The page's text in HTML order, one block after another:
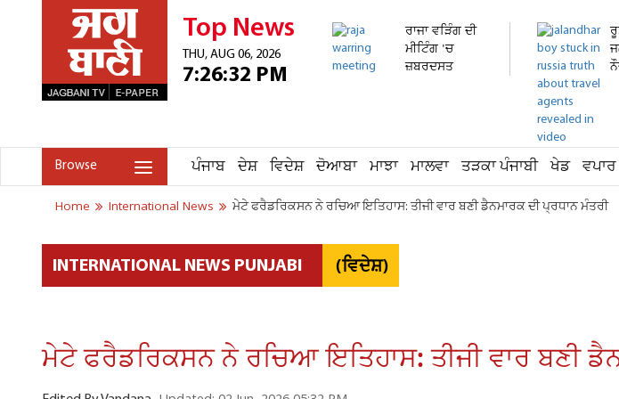
Top News
THU, AUG 06, 2026
7:26:32 PM
ਰਾਜਾ ਵੜਿੰਗ ਦੀ
ਮੀਟਿੰਗ 'ਚ
ਜ਼ਬਰਦਸਤ
Browse ਪੰਜਾਬ ਦੇਸ਼ ਵਿਦੇਸ਼ ਦੋਆਬਾ ਮਾਝਾ ਮਾਲਵਾ ਤੜਕਾ ਪੰਜਾਬੀ ਖੇਡ ਵਪਾਰ
Home International News ਮੇਟੇ ਫਰੈਡਰਿਕਸਨ ਨੇ ਰਚਿਆ ਇਤਿਹਾਸ: ਤੀਜੀ ਵਾਰ ਬਣੀ ਡੈਨਮਾਰਕ ਦੀ ਪ੍ਰਧਾਨ ਮੰਤਰੀ
INTERNATIONAL NEWS PUNJABI (ਵਿਦੇਸ਼)
ਮੇਟੇ ਫਰੈਡਰਿਕਸਨ ਨੇ ਰਚਿਆ ਇਤਿਹਾਸ: ਤੀਜੀ ਵਾਰ ਬਣੀ